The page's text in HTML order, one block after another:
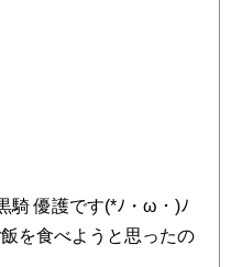
騎 優護です(⁠*⁠ﾉ⁠・⁠ω⁠・⁠)⁠ﾉ⁠
を食べようと思ったの